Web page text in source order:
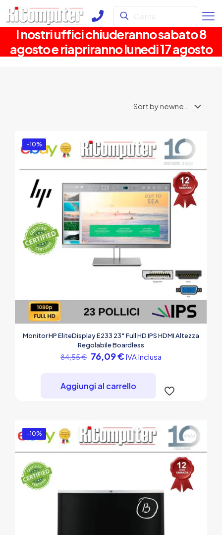
I nostri uffici chiuderanno sabato 8
agosto e riapriranno lunedi 17 agosto
-10%
Monitor HP EliteDisplay E233 23″ Full HD IPS HDMI Altezza
Regolabile Boardless
84,55€ Il
prezzo
era:
84,55 €.
76,09€Il
è:
IVA Inclusa
Aggiungi al carrello
-10%